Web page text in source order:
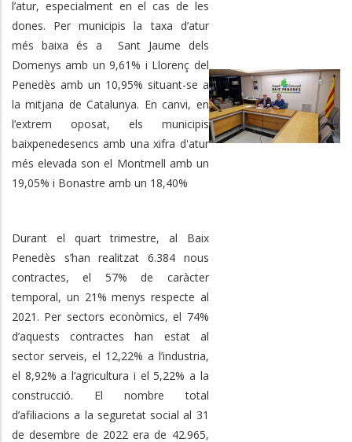
l’atur, especialment en el cas de les
dones. Per municipis la taxa d’atur
més baixa és a Sant Jaume dels
Domenys amb un 9,61% i Llorenç del
Penedès amb un 10,95% situant-se a
la mitjana de Catalunya. En canvi, en
l’extrem oposat, els municipis
baixpenedesencs amb una xifra d'atur
més elevada son el Montmell amb un
19,05% i Bonastre amb un 18,40%
Durant el quart trimestre, al Baix
Penedès s’han realitzat 6.384 nous
contractes, el 57% de caràcter
temporal, un 21% menys respecte al
2021. Per sectors econòmics, el 74%
d’aquests contractes han estat al
sector serveis, el 12,22% a l’industria,
el 8,92% a l’agricultura i el5,22% a la
construcció. El nombre total
d’afiliacions a la seguretat social al 31
de desembre de 2022 era de 42.965,